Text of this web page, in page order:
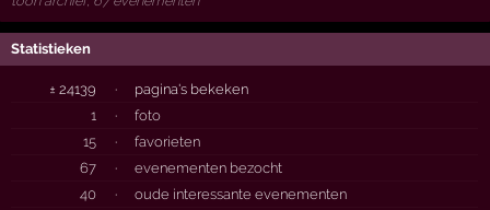
Statistieken
± 24139 ·
pagina's bekeken
1
·
foto
15
·
favorieten
67
·
evenementen bezocht
40
·
oude interessante evenementen